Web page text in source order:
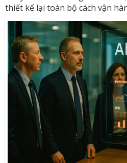
thiết kế lại toàn bộ cách vận